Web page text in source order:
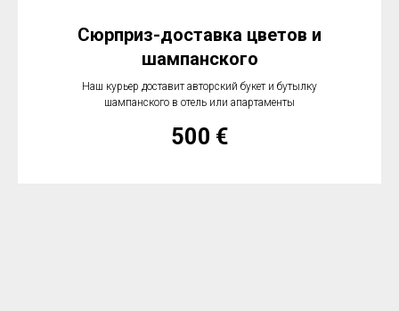
Сюрприз-доставка цветов и
шампанского
Наш курьер доставит авторский букет и бутылку
шампанского в отель или апартаменты
500 €